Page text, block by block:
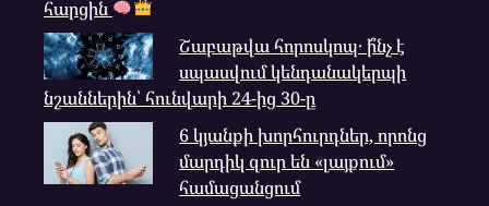
հարցին
Շաբաթվա հորոսկոպ․ ի՞նչ է
սպասվում կենդանակերպի
նշաններին՝ հունվարի 24-ից 30-ը
6 կյանքի խորհուրդներ, որոնց
մարդիկ զուր են «լայքում»
համացանցում